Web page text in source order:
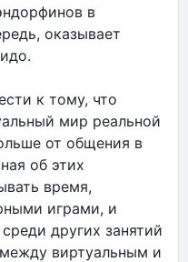
в
оказывает
к тому, что
мир реальной
от общения в
об этих
время,
играми, и
других занятий
виртуальным и